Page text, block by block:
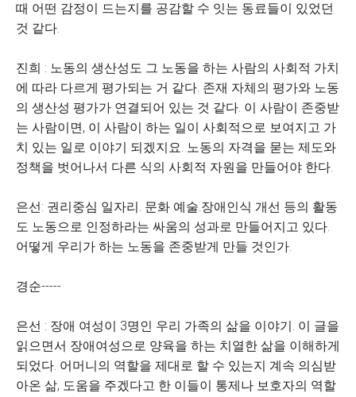
때 어떤 감정이 드는지를 공감할 수 잇는 동료들이 있었던
것 같다.
진희 : 노동의 생산성도 그 노동을 하는 사람의 사회적 가치
에 따라 다르게 평가되는 거 같다. 존재 자체의 평가와 노동
의 생산성 평가가 연결되어 있는 것 같다. 이 사람이 존중받
는 사람이면, 이 사람이 하는 일이 사회적으로 보여지고 가
치 있는 일로 이야기 되겠지요. 노동의 자격을 묻는 제도와
정책을 벗어나서 다른 식의 사회적 자원을 만들어야 한다.
은선: 권리중심 일자리. 문화 예술.장애인식 개선 등의 활동
도 노동으로 인정하라는 싸움의 성과로 만들어지고 있다.
어떻게 우리가 하는 노동을 존중받게 만들 것인가.
경순-----
은선 : 장애 여성이 3명인 우리 가족의 삶을 이야기. 이 글을
읽으면서 장애여성으로 양육을 하는 치열한 삶을 이해하게
되었다. 어머니의 역할을 제대로 할 수 있는지 계속 의심받
아온 삶, 도움을 주겠다고 한 이들이 통제나 보호자의 역할